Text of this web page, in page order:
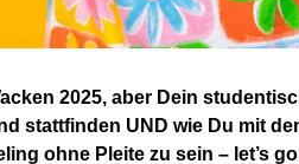
2025, aber Dein
stattfinden UND wie Du mit
ohne Pleite zu sein – let’s